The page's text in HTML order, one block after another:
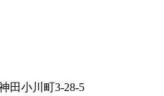
田小川町3-28-5